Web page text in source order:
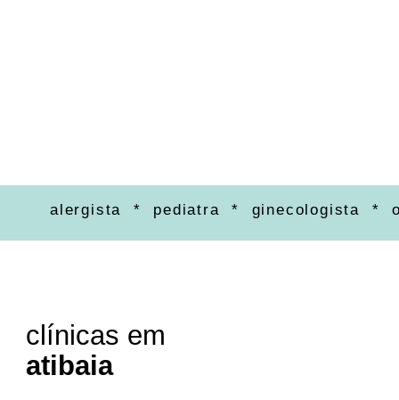
alergista * pediatra * ginecologista *
clínicas em
atibaia